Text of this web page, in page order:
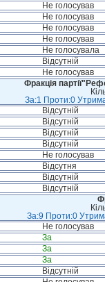
Не голосував
Не голосував
Не голосував
Не голосував
Не голосувала
Відсутній
Не голосував
Фракція
За:1 Проти:0
Відсутній
Відсутній
Відсутній
Відсутній
Не голосував
Відсутня
Відсутній
Відсутній
За:9 Проти:0
Не голосував
За
За
За
Відсутній